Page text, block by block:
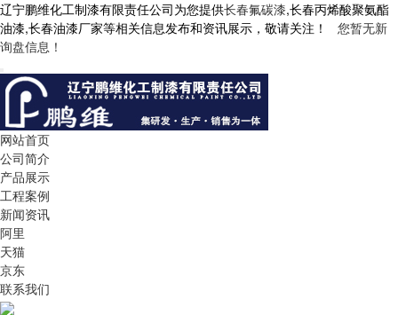
辽宁鹏维化工制漆有限责任公司为您提供长春氟碳漆,长春丙烯酸聚氨酯
油漆,长春油漆厂家等相关信息发布和资讯展示，敬请关注！ 您暂无新
询盘信息！
网站首页
公司简介
产品展示
工程案例
新闻资讯
阿里
天猫
京东
联系我们